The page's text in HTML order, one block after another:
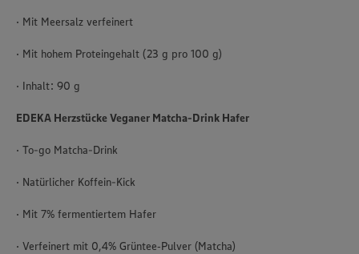
· Mit Meersalz verfeinert
· Mit hohem Proteingehalt (23 g pro 100 g)
· Inhalt: 90 g
EDEKA Herzstücke Veganer Matcha-Drink Hafer
· To-go Matcha-Drink
· Natürlicher Koffein-Kick
· Mit 7% fermentiertem Hafer
· Verfeinert mit 0,4% Grüntee‑Pulver (Matcha)